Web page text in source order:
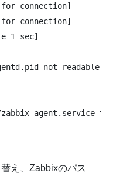
connection]
connection]
1 sec]
not readable
agent.service to
え、Zabbixのパス